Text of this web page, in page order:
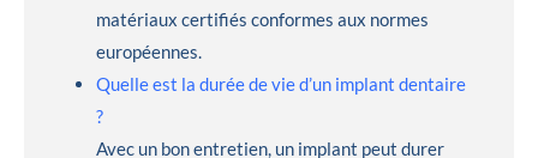
matériaux certifiés conformes aux normes
européennes.
Quelle est la durée de vie d’un implant dentaire
?
Avec un bon entretien, un implant peut durer